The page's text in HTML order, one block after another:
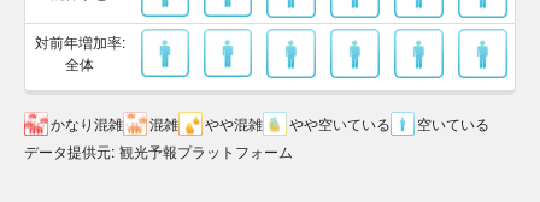
対前年増加率:
全体
かなり混雑 混雑 やや混雑 やや空いている
空いている
データ提供元: 観光予報プラットフォーム